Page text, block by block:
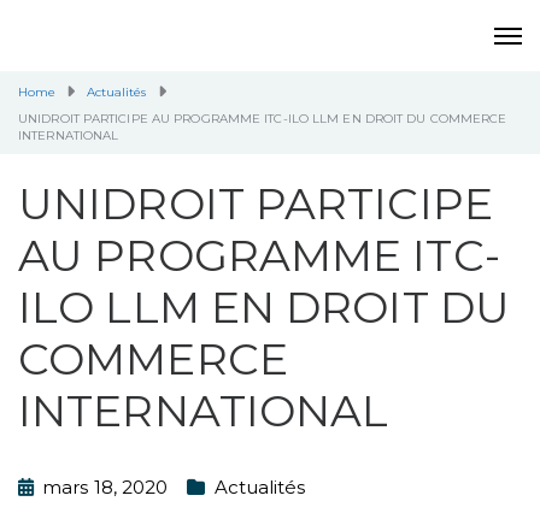
Home
Actualités
UNIDROIT PARTICIPE AU PROGRAMME ITC-ILO LLM EN DROIT DU COMMERCE
INTERNATIONAL
UNIDROIT PARTICIPE
AU PROGRAMME ITC-
ILO LLM EN DROIT DU
COMMERCE
INTERNATIONAL
mars 18, 2020 Actualités